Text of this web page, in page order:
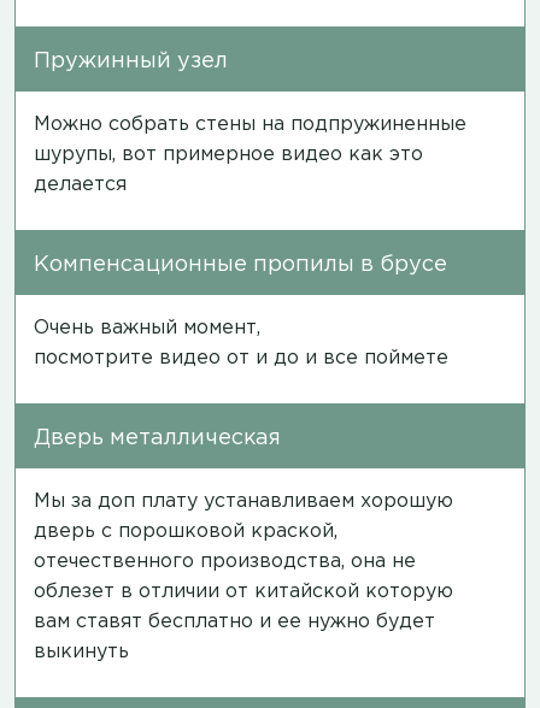
Пружинный узел
Можно собрать стены на подпружиненные
шурупы, вот примерное видео как это
делается
Компенсационные пропилы в брусе
Очень важный момент,
посмотрите видео от и до и все поймете
Дверь металлическая
Мы за доп плату устанавливаем хорошую
дверь с порошковой краской,
отечественного производства, она не
облезет в отличии от китайской которую
вам ставят бесплатно и ее нужно будет
выкинуть